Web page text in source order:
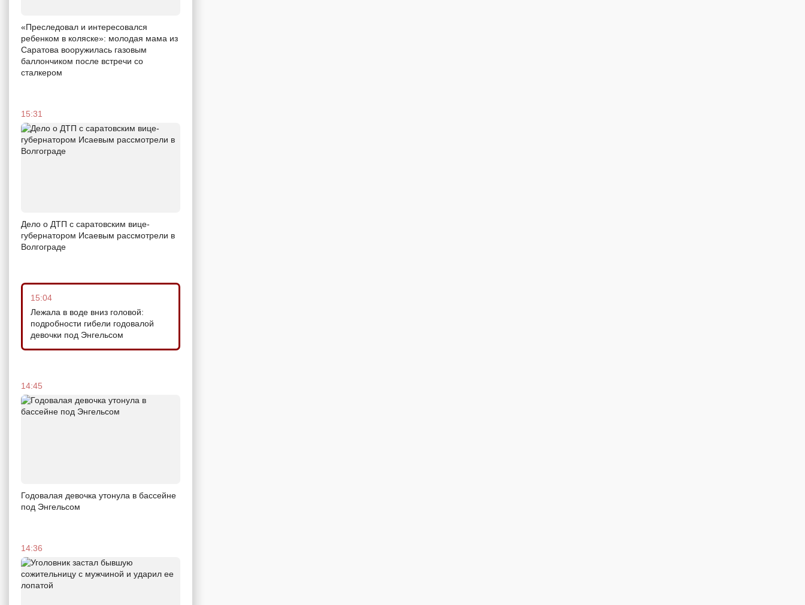
«Преследовал и интересовался
ребенком в коляске»: молодая мама из
Саратова вооружилась газовым
баллончиком после встречи со
сталкером
15:31
Дело о ДТП с саратовским вице-
губернатором Исаевым рассмотрели в
Волгограде
15:04
Лежала в воде вниз головой:
подробности гибели годовалой
девочки под Энгельсом
14:45
Годовалая девочка утонула в бассейне
под Энгельсом
14:36